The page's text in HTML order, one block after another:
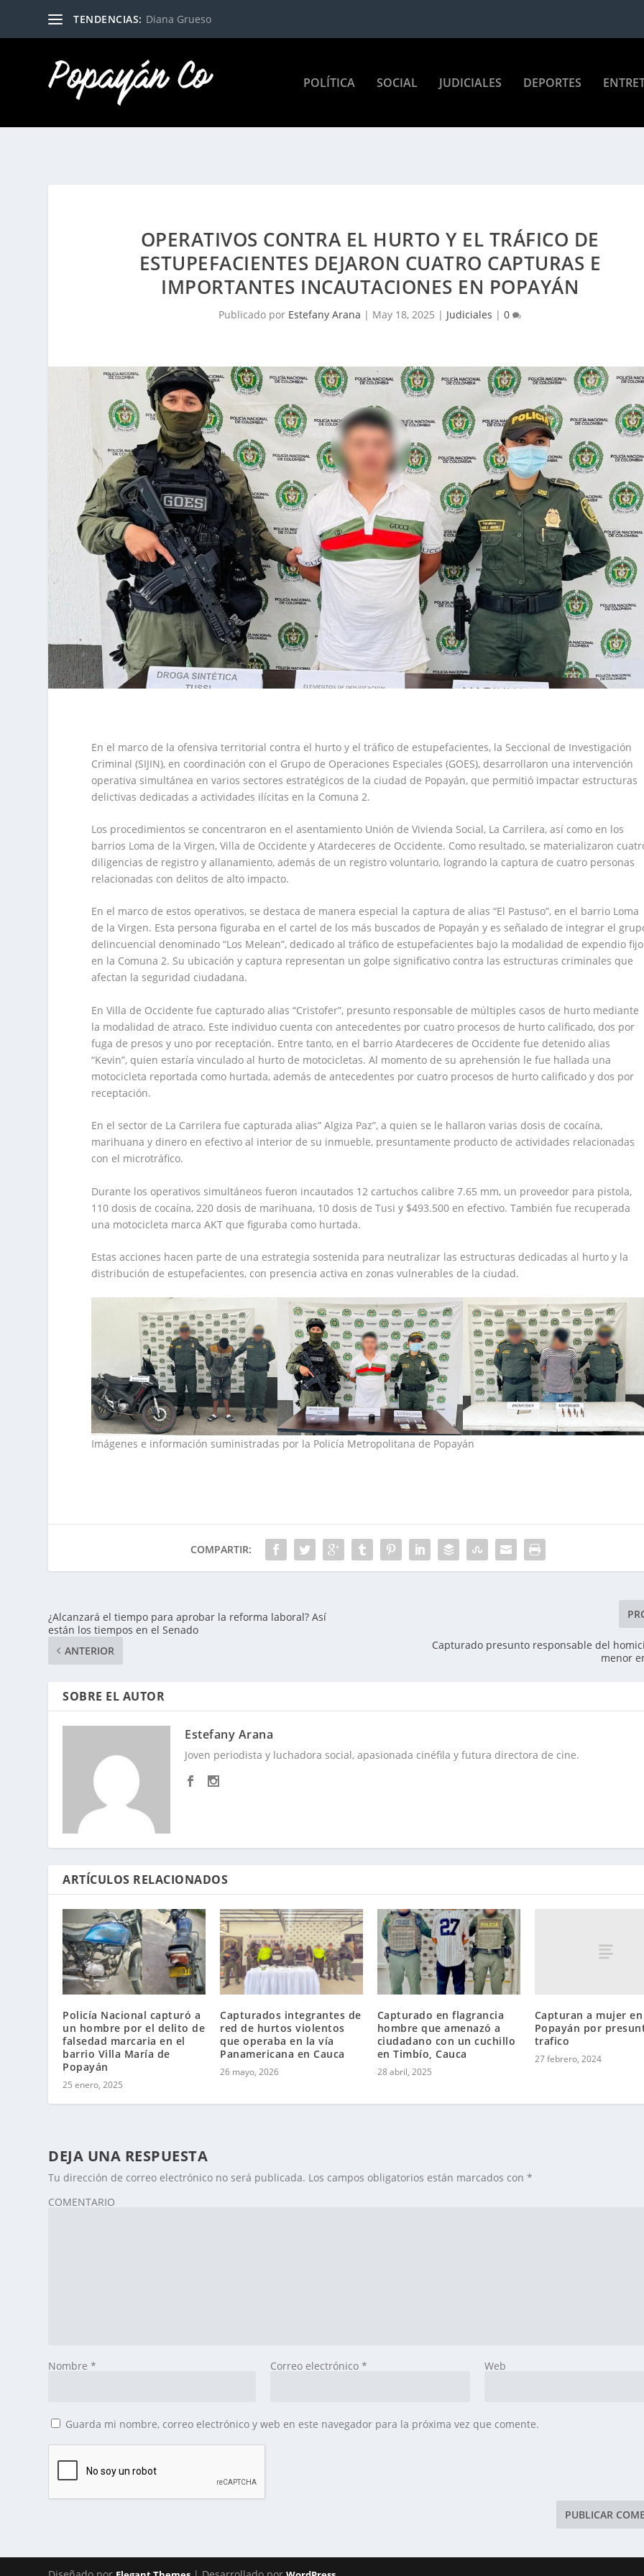
TENDENCIAS: Diana Grueso
POLÍTICA SOCIAL JUDICIALES DEPORTES
OPERATIVOS CONTRA EL HURTO Y EL TRÁFICO DE
ESTUPEFACIENTES DEJARON CUATRO CAPTURAS E
IMPORTANTES INCAUTACIONES EN POPAYÁN
Publicado por Estefany Arana | May 18, 2025 | Judiciales |0
En el marco de la ofensiva territorial contra el hurto y el tráfico de estupefacientes, la Seccional de Investigación
Criminal (SIJIN), en coordinación con el Grupo de Operaciones Especiales (GOES), desarrollaron una intervención
operativa simultánea en varios sectores estratégicos de la ciudad de Popayán, que permitió impactar estructuras
delictivas dedicadas a actividades ilícitas en la Comuna 2.
Los procedimientos se concentraron en el asentamiento Unión de Vivienda Social, La Carrilera, así como en los
barrios Loma de la Virgen, Villa de Occidente y Atardeceres de Occidente. Como resultado, se materializaron
diligencias de registro y allanamiento, además de un registro voluntario, logrando la captura de cuatro personas
relacionadas con delitos de alto impacto.
En el marco de estos operativos, se destaca de manera especial la captura de alias “El Pastuso”, en el barrio Loma
de la Virgen. Esta persona figuraba en el cartel de los más buscados de Popayán y es señalado de integrar el
delincuencial denominado “Los Melean”, dedicado al tráfico de estupefacientes bajo la modalidad de expendio fijo
en la Comuna 2. Su ubicación y captura representan un golpe significativo contra las estructuras criminales que
afectan la seguridad ciudadana.
En Villa de Occidente fue capturado alias “Cristofer”, presunto responsable de múltiples casos de hurto mediante
la modalidad de atraco. Este individuo cuenta con antecedentes por cuatro procesos de hurto calificado, dos por
fuga de presos y uno por receptación. Entre tanto, en el barrio Atardeceres de Occidente fue detenido alias
“Kevin”, quien estaría vinculado al hurto de motocicletas. Al momento de su aprehensión le fue hallada una
motocicleta reportada como hurtada, además de antecedentes por cuatro procesos de hurto calificado y dos por
receptación.
En el sector de La Carrilera fue capturada alias” Algiza Paz”, a quien se le hallaron varias dosis de cocaína,
marihuana y dinero en efectivo al interior de su inmueble, presuntamente producto de actividades relacionadas
con el microtráfico.
Durante los operativos simultáneos fueron incautados 12 cartuchos calibre 7.65 mm, un proveedor para pistola,
110 dosis de cocaína, 220 dosis de marihuana, 10 dosis de Tusi y $493.500 en efectivo. También fue recuperada
una motocicleta marca AKT que figuraba como hurtada.
Estas acciones hacen parte de una estrategia sostenida para neutralizar las estructuras dedicadas al hurto y la
distribución de estupefacientes, con presencia activa en zonas vulnerables de la ciudad.
Imágenes e información suministradas por la Policía Metropolitana de Popayán
COMPARTIR:
¿Alcanzará el tiempo para aprobar la reforma laboral? Así
están los tiempos en el Senado
ANTERIOR
Capturado presunto responsable del
menor
SOBRE EL AUTOR
Estefany Arana
Joven periodista y luchadora social, apasionada cinéfila y futura directora de cine.
ARTÍCULOS RELACIONADOS
Policía Nacional capturó a
un hombre por el delito de
falsedad marcaria en el
barrio Villa María de
Popayán
25 enero, 2025
Capturados integrantes de
red de hurtos violentos
que operaba en la vía
Panamericana en Cauca
26 mayo, 2026
Capturado en flagrancia
hombre que amenazó a
ciudadano con un cuchillo
en Timbío, Cauca
28 abril, 2025
Capturan a mujer en
Popayán por
trafico
27 febrero, 2024
DEJA UNA RESPUESTA
Tu dirección de correo electrónico no será publicada. Los campos obligatorios están marcados con*
COMENTARIO
Nombre* Correo electrónico * Web
Guarda mi nombre, correo electrónico y web en este navegador para la próxima vez que comente.